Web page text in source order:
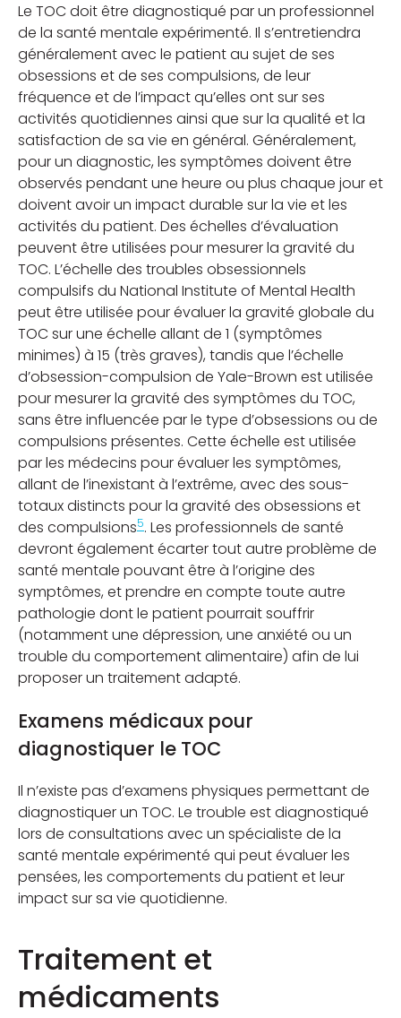
Le TOC doit être diagnostiqué par un professionnel
de la santé mentale expérimenté. Il s’entretiendra
généralement avec le patient au sujet de ses
obsessions et de ses compulsions, de leur
fréquence et de l’impact qu’elles ont sur ses
activités quotidiennes ainsi que sur la qualité et la
satisfaction de sa vie en général. Généralement,
pour un diagnostic, les symptômes doivent être
observés pendant une heure ou plus chaque jour et
doivent avoir un impact durable sur la vie et les
activités du patient. Des échelles d’évaluation
peuvent être utilisées pour mesurer la gravité du
TOC. L’échelle des troubles obsessionnels
compulsifs du National Institute of Mental Health
peut être utilisée pour évaluer la gravité globale du
TOC sur une échelle allant de 1 (symptômes
minimes) à 15 (très graves), tandis que l’échelle
d’obsession-compulsion de Yale-Brown est utilisée
pour mesurer la gravité des symptômes du TOC,
sans être influencée par le type d’obsessions ou de
compulsions présentes. Cette échelle est utilisée
par les médecins pour évaluer les symptômes,
allant de l’inexistant à l’extrême, avec des sous-
totaux distincts pour la gravité des obsessions et
des compulsions5. Les professionnels de santé
devront également écarter tout autre problème de
santé mentale pouvant être à l’origine des
symptômes, et prendre en compte toute autre
pathologie dont le patient pourrait souffrir
(notamment une dépression, une anxiété ou un
trouble du comportement alimentaire) afin de lui
proposer un traitement adapté.
Examens médicaux pour
diagnostiquer le TOC
Il n’existe pas d’examens physiques permettant de
diagnostiquer un TOC. Le trouble est diagnostiqué
lors de consultations avec un spécialiste de la
santé mentale expérimenté qui peut évaluer les
pensées, les comportements du patient et leur
impact sur sa vie quotidienne.
Traitement et
médicaments